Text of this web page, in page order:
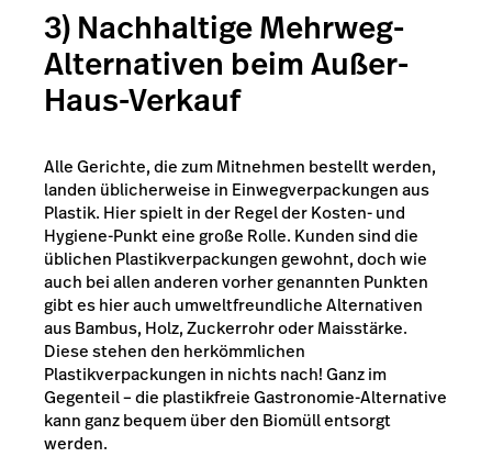
3) Nachhaltige Mehrweg-
Alternativen beim Außer-
Haus-Verkauf
Alle Gerichte, die zum Mitnehmen bestellt werden,
landen üblicherweise in Einwegverpackungen aus
Plastik. Hier spielt in der Regel der Kosten- und
Hygiene-Punkt eine große Rolle. Kunden sind die
üblichen Plastikverpackungen gewohnt, doch wie
auch bei allen anderen vorher genannten Punkten
gibt es hier auch umweltfreundliche Alternativen
aus Bambus, Holz, Zuckerrohr oder Maisstärke.
Diese stehen den herkömmlichen
Plastikverpackungen in nichts nach! Ganz im
Gegenteil – die plastikfreie Gastronomie-Alternative
kann ganz bequem über den Biomüll entsorgt
werden.